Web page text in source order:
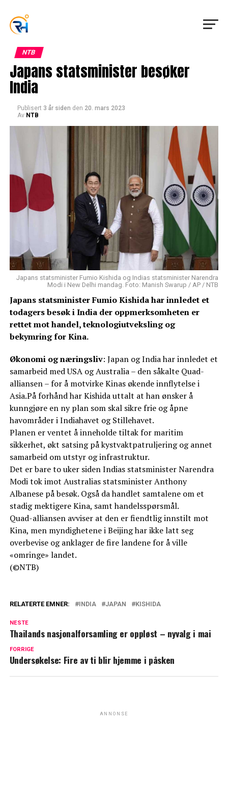
NTB
Japans statsminister besøker
India
Publisert 3 år siden den 20. mars 2023
Av NTB
Japans statsminister Fumio Kishida og Indias statsminister Narendra
Modi i New Delhi mandag. Foto: Manish Swarup / AP / NTB
Japans statsminister Fumio Kishida har innledet et
todagers besøk i India der oppmerksomheten er
rettet mot handel, teknologiutveksling og
bekymring for Kina.
Økonomi og næringsliv: Japan og India har innledet et
samarbeid med USA og Australia – den såkalte Quad-
alliansen – for å motvirke Kinas økende innflytelse i
Asia.På forhånd har Kishida uttalt at han ønsker å
kunngjøre en ny plan som skal sikre frie og åpne
havområder i Indiahavet og Stillehavet.
Planen er ventet å inneholde tiltak for maritim
sikkerhet, økt satsing på kystvaktpatruljering og annet
samarbeid om utstyr og infrastruktur.
Det er bare to uker siden Indias statsminister Narendra
Modi tok imot Australias statsminister Anthony
Albanese på besøk. Også da handlet samtalene om et
stadig mektigere Kina, samt handelsspørsmål.
Quad-alliansen avviser at den er fiendtlig innstilt mot
Kina, men myndighetene i Beijing har ikke latt seg
overbevise og anklager de fire landene for å ville
«omringe» landet.
(©NTB)
RELATERTE EMNER: INDIA JAPAN KISHIDA
NESTE
Thailands nasjonalforsamling er oppløst – nyvalg i mai
FORRIGE
Undersøkelse: Fire av ti blir hjemme i påsken
ANNONSE